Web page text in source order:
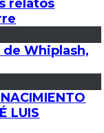
relatos
Whiplash,
LUIS